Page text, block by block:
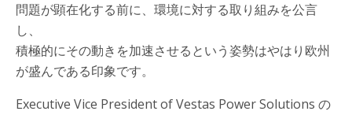
問題が顕在化する前に、環境に対する取り組みを公言
し、
積極的にその動きを加速させるという姿勢はやはり欧州
が盛んである印象です。
Executive Vice President of Vestas Power Solutions の